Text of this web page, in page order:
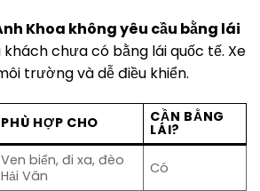
Khoa không yêu cầu bằng lái
chưa có bằng lái quốc tế. Xe
trường và dễ điều khiển.
PHÙ HỢP CHO CẦN BẰNG
LÁI?
Ven biển, đi xa, đèo
Hải Vân
Có